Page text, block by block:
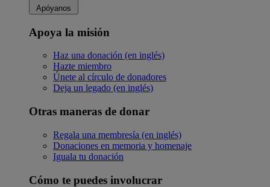
Apóyanos
Apoya la misión
Haz una donación (en inglés)
Hazte miembro
Únete al círculo de donadores
Deja un legado (en inglés)
Otras maneras de donar
Regala una membresía (en inglés)
Donaciones en memoria y homenaje
Iguala tu donación
Cómo te puedes involucrar